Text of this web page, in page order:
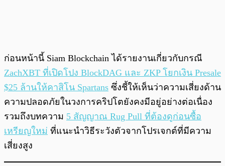
ก่อนหน้านี้ Siam Blockchain ได้รายงานเกี่ยวกับกรณี
ZachXBT ที่เปิดโปง BlockDAG และ ZKP โยกเงิน Presale
$25 ล้านให้คาสิโน Spartans ซึ่งชี้ให้เห็นว่าความเสี่ยงด้าน
ความปลอดภัยในวงการคริปโตยังคงมีอยู่อย่างต่อเนื่อง
รวมถึงบทความ 5 สัญญาณ Rug Pull ที่ต้องดูก่อนซื้อ
เหรียญใหม่ ที่แนะนำวิธีระวังตัวจากโปรเจกต์ที่มีความ
เสี่ยงสูง